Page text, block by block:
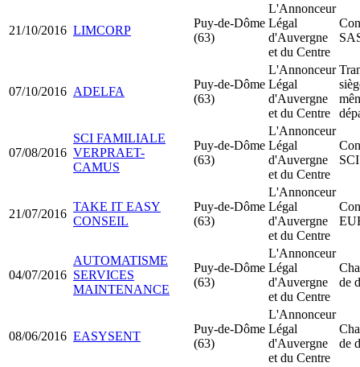
21/10/2016 LIMCORP
Puy-de-Dôme
(63)
L'Annonceur
Légal
d'Auvergne
et du Centre
07/10/2016 ADELFA
Puy-de-Dôme
(63)
L'Annonceur
Légal
d'Auvergne
et du Centre
07/08/2016
SCI FAMILIALE
VERPRAET-
CAMUS
Puy-de-Dôme
(63)
L'Annonceur
Légal
d'Auvergne
et du Centre
SCI
21/07/2016
TAKE IT EASY
CONSEIL
Puy-de-Dôme
(63)
L'Annonceur
Légal
d'Auvergne
et du Centre
04/07/2016
AUTOMATISME
SERVICES
MAINTENANCE
Puy-de-Dôme
(63)
L'Annonceur
Légal
d'Auvergne
et du Centre
de
08/06/2016 EASYSENT
Puy-de-Dôme
(63)
L'Annonceur
Légal
d'Auvergne
et du Centre
de